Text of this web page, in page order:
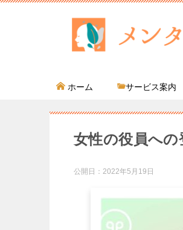
ホーム サービス案内
女性の役員への
公開日： 2022年5月19日